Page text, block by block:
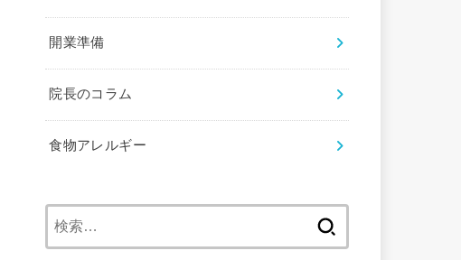
開業準備
院長のコラム
食物アレルギー